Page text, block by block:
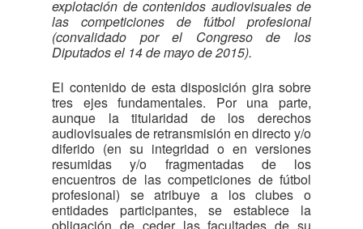
explotación de contenidos audiovisuales de
las competiciones de fútbol profesional
(convalidado por el Congreso de los
Diputados el 14 de mayo de 2015).
El contenido de esta disposición gira sobre
tres ejes fundamentales. Por una parte,
aunque la titularidad de los derechos
audiovisuales de retransmisión en directo y/o
diferido (en su integridad o en versiones
resumidas y/o fragmentadas de los
encuentros de las competiciones de fútbol
profesional) se atribuye a los clubes o
entidades participantes, se establece la